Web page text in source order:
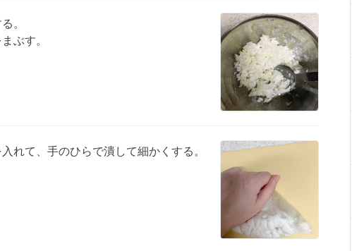
。
ぶす。
れて、手のひらで潰して細かくする。